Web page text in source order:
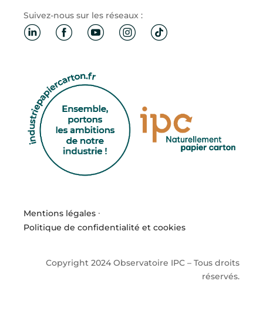
Suivez-nous sur les réseaux :
Mentions légales ·
Politique de confidentialité et cookies
Copyright 2024 Observatoire IPC – Tous droits
réservés.